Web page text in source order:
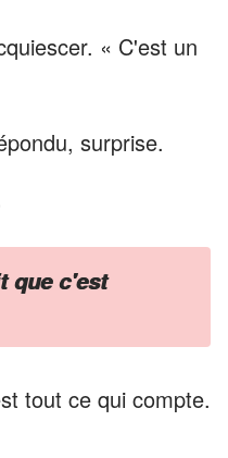
« C'est un
surprise.
que c'est
tout ce qui compte.